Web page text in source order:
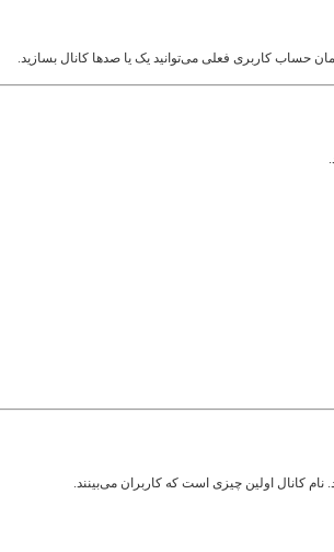
حساب کاربری فعلی می‌توانید یک یا صدها کانال بسازید.
نام کانال اولین چیزی است که کاربران می‌بینند.